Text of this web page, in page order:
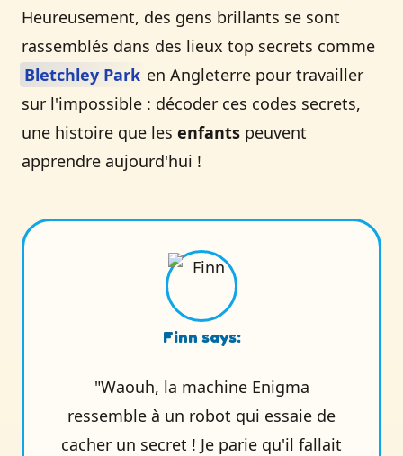
Heureusement, des gens brillants se sont
rassemblés dans des lieux top secrets comme
Bletchley Park en Angleterre pour travailler
sur l'impossible : décoder ces codes secrets,
une histoire que les enfants peuvent
apprendre aujourd'hui !
Finn says:
"Waouh, la machine Enigma
ressemble à un robot qui essaie de
cacher un secret ! Je parie qu'il fallait